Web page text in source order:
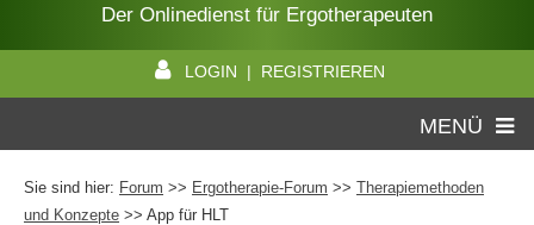
Der Onlinedienst für Ergotherapeuten
LOGIN | REGISTRIEREN
MENÜ
Sie sind hier: Forum >> Ergotherapie-Forum >> Therapiemethoden
und Konzepte >> App für HLT